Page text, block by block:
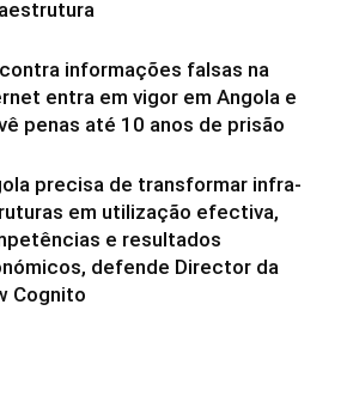
informações falsas na
entra em vigor em Angola e
penas até 10 anos de prisão
precisa de transformar infra-
em utilização efectiva,
e resultados
defende Director da
Cognito